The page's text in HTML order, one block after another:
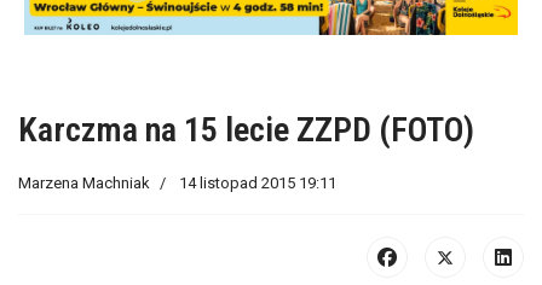
Karczma na 15 lecie ZZPD (FOTO)
Marzena Machniak 14 listopad 2015 19:11